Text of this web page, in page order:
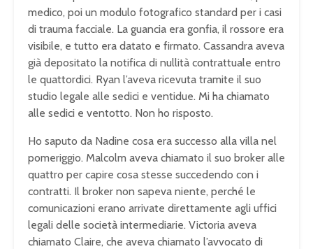
medico, poi un modulo fotografico standard per i casi
di trauma facciale. La guancia era gonfia, il rossore era
visibile, e tutto era datato e firmato. Cassandra aveva
già depositato la notifica di nullità contrattuale entro
le quattordici. Ryan l’aveva ricevuta tramite il suo
studio legale alle sedici e ventidue. Mi ha chiamato
alle sedici e ventotto. Non ho risposto.
Ho saputo da Nadine cosa era successo alla villa nel
pomeriggio. Malcolm aveva chiamato il suo broker alle
quattro per capire cosa stesse succedendo con i
contratti. Il broker non sapeva niente, perché le
comunicazioni erano arrivate direttamente agli uffici
legali delle società intermediarie. Victoria aveva
chiamato Claire, che aveva chiamato l’avvocato di